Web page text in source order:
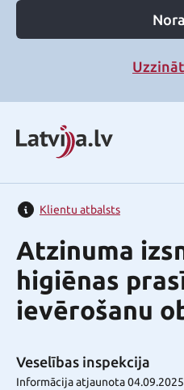
Klientu atbalsts
Atzinuma
higiēnas
ievērošanu
Veselības inspekcija
Informācija atjaunota